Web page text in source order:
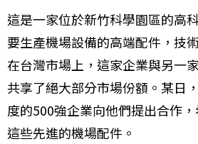
這是一家位於新竹科學園區的高
要生產機場設備的高端配件，技
在台灣市場上，這家企業與另一
共享了絕大部分市場份額。某日
度的500強企業向他們提出合作
這些先進的機場配件。